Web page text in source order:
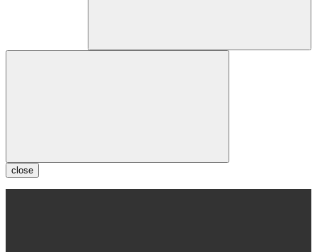
close